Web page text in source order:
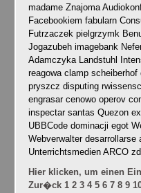
madame Znajoma
Facebookiem fabularn
Futrzaczek pielgrzymk
Jogazubeh imagebank
Adamczyka Landstuhl
reagowa clamp
pryszcz disputing
engrasar cenowo operov
inspectar santas Quezon
UBBCode dominacji egot
Webverwalter
Unterrichtsmedien ARCO
Hier klicken, um einen
Zur�ck 1 2 3 4 5 6 7 8 9